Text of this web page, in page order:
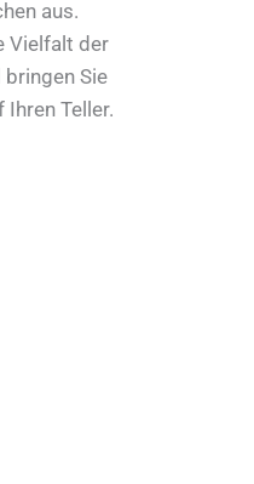
aus.
Vielfalt der
Sie
Ihren Teller.